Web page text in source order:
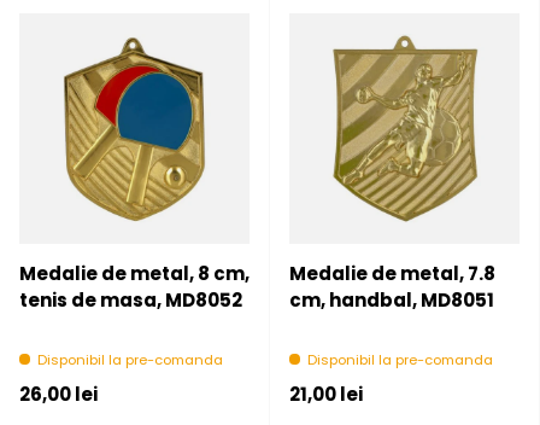
Medalie de metal, 8 cm,
tenis de masa, MD8052
Disponibil la pre-comanda
Pret initial
26,00 lei
Medalie de metal, 7.8
cm, handbal, MD8051
Disponibil la pre-comanda
Pret initial
21,00 lei